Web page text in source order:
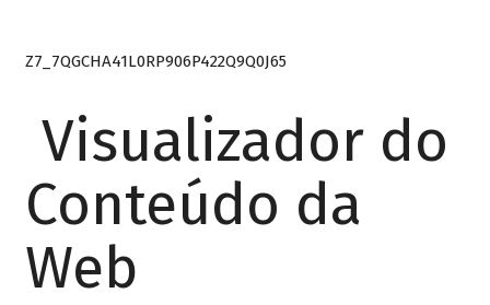
Z7_7QGCHA41L0RP906P422Q9Q0J65
Visualizador do
Conteúdo da
Web